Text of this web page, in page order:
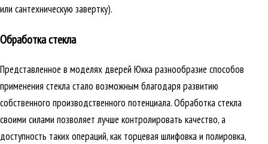
или сантехническую завертку).
Обработка стекла
Представленное в моделях дверей Юкка разнообразие способов
применения стекла стало возможным благодаря развитию
собственного производственного потенциала. Обработка стекла
своими силами позволяет лучше контролировать качество, а
доступность таких операций, как торцевая шлифовка и полировка,